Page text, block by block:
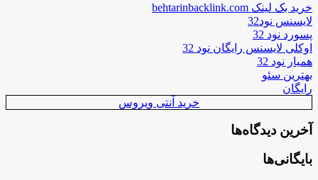
خرید بک لینک behtarinbacklink.com
لایسنس نود32
پسورد نود 32
اوکلی لایسنس رایگان نود 32
همیار نود 32
بهترین سئو
رایگان
خرید آنتی ویروس
آخرین دیدگاه‌ها
بایگانی‌ها